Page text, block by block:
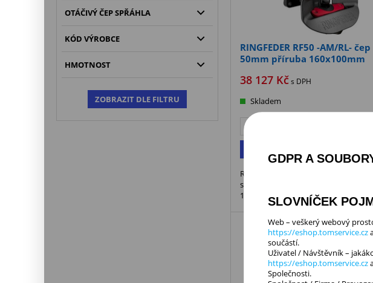
OTÁČIVÝ ČEP SPŘÁHLA
KÓD VÝROBCE
HMOTNOST
ZOBRAZIT DLE FILTRU
RINGFEDER RF50 -AM/RL- čep
50mm příruba 160x100mm
38 127Kč s DPH
Skladem
Ringfeder® - automatické závěsné
s průměrem čepu 50 mm. Rozteč
160 x 100 mm
Doprava
GDPR A
SLOVNÍČEK
Web – veškerý webový
https://eshop.tomservice.cz
součástí.
Uživatel / Návštěvník –
https://eshop.tomservice.cz
Společnosti.